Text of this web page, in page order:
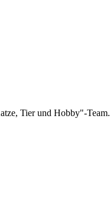
Tier und Hobby"-Team.